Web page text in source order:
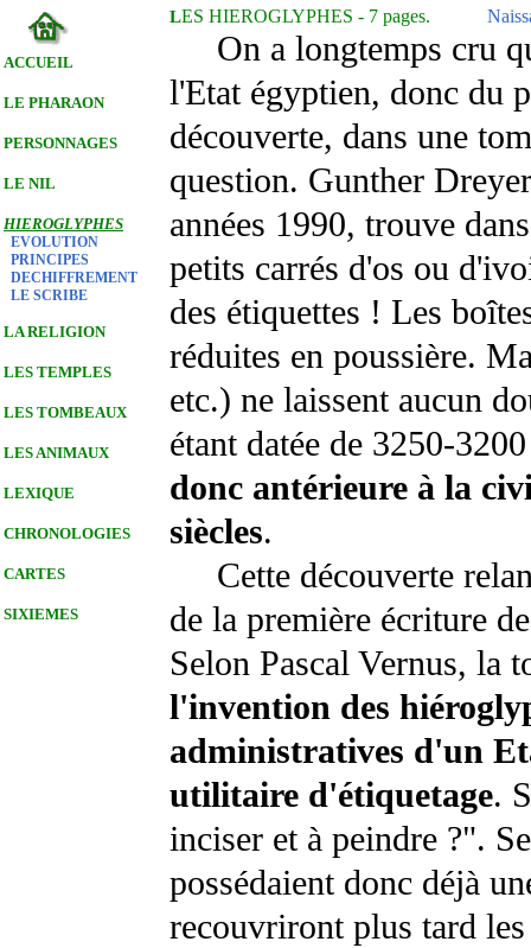
ACCUEIL
LE PHARAON
PERSONNAGES
LE NIL
HIEROGLYPHES
EVOLUTION
PRINCIPES
DECHIFFREMENT
LE SCRIBE
LA RELIGION
LES TEMPLES
LES TOMBEAUX
LES ANIMAUX
LEXIQUE
CHRONOLOGIES
CARTES
SIXIEMES
LES HIEROGLYPHES - 7 pages.
On a longtemps cru
l'Etat égyptien, donc du
découverte, dans une
question. Gunther
années 1990, trouve
petits carrés d'os ou
des étiquettes ! Les
réduites en poussière.
etc.) ne laissent aucun
étant datée de 3250-
donc antérieure à la
siècles.
Cette découverte
de la première écriture
Selon Pascal Vernus, la
l'invention des
administratives d'un
utilitaire d'étiquetage.
inciser et à peindre ?".
possédaient donc déjà
recouvriront plus tard